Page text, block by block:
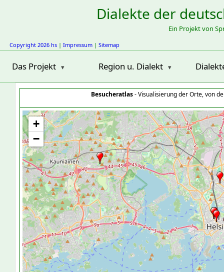
Dialekte der
Ein Projekt von
Copyright 2026 hs | Impressum | Sitemap
Das Projekt Region u. Dialekt
Besucheratlas- Visualisierung der Orte, von
+
−